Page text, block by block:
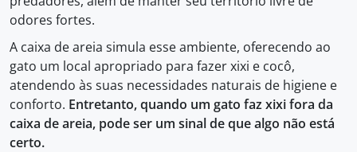
odores fortes.
A caixa de areia simula esse ambiente, oferecendo ao
gato um local apropriado para fazer xixi e cocô,
atendendo às suas necessidades naturais de higiene e
conforto. Entretanto, quando um gato faz xixi fora da
caixa de areia, pode ser um sinal de que algo não está
certo.